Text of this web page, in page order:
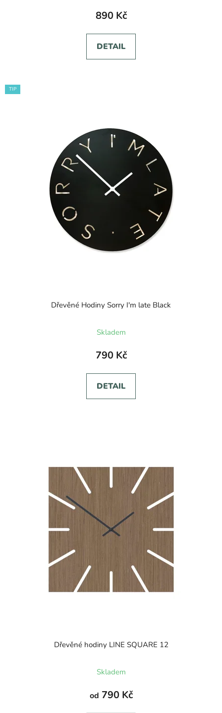
890 Kč
DETAIL
TIP
Dřevěné Hodiny Sorry I'm late Black
Skladem
790 Kč
DETAIL
Dřevěné hodiny LINE SQUARE 12
Skladem
od 790 Kč